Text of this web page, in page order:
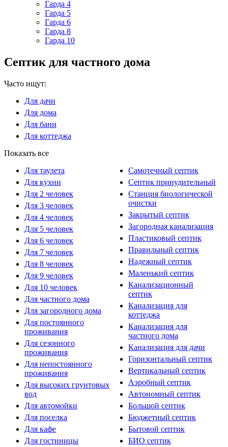
Гарда 4
Гарда 5
Гарда 6
Гарда 8
Гарда 10
Септик для частного дома
Часто ищут:
Для дачи
Для дома
Для бани
Для коттеджа
Показать все
Для таулета
Для кухни
Для 2 человек
Для 3 человек
Для 4 человек
Для 5 человек
Для 6 человек
Для 7 человек
Для 8 человек
Для 9 человек
Для 10 человек
Для частного дома
Для загородного дома
Для постоянного
проживания
Для сезонного
проживания
Для непостоянного
проживания
Для высоких грунтовых
вод
Для автомойки
Для поселка
Для кафе
Для гостиницы
Самотечный септик
Септик принудительный
Станция биологической
очистки
Закрытый септик
Загородная канализация
Пластиковый септик
Правильный септик
Надежный септик
Маленький септик
Канализационный
септик
Канализация для
коттеджа
Канализация для
частного дома
Канализация для дачи
Горизонтальный септик
Вертикальный септик
Аэробный септик
Автономный септик
Большой септик
Бюджетный септик
Бытовой септик
БИО септик